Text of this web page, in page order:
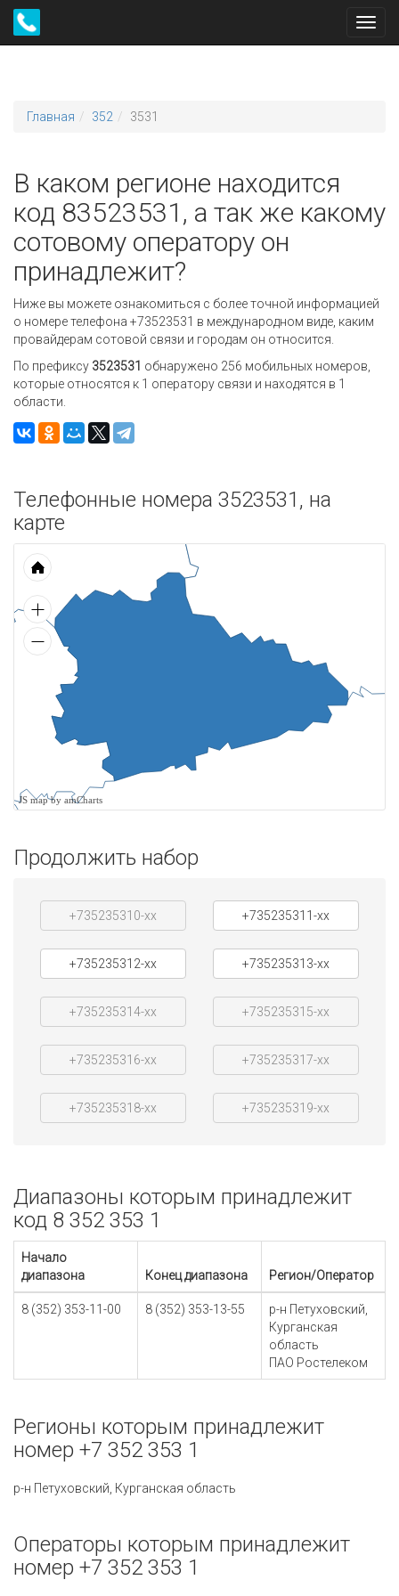
Главная 352 3531
В каком регионе находится
код 83523531, а так же какому
сотовому оператору он
принадлежит?
Ниже вы можете ознакомиться с более точной информацией
о номере телефона +73523531 в международном виде, каким
провайдерам сотовой связи и городам он относится.
По префиксу 3523531 обнаружено 256 мобильных номеров,
которые относятся к 1 оператору связи и находятся в 1
области.
Телефонные номера 3523531, на
карте
JS map by amCharts
Продолжить набор
+735235310-xx +735235311-xx
+735235312-xx +735235313-xx
+735235314-xx +735235315-xx
+735235316-xx +735235317-xx
+735235318-xx +735235319-xx
Диапазоны которым принадлежит
код 8 352 353 1
Начало
диапазона
Конец диапазона Регион/Оператор
8 (352) 353-11-00 8 (352) 353-13-55
р-н Петуховский,
Курганская
область
ПАО Ростелеком
Регионы которым принадлежит
номер +7 352 353 1
р-н Петуховский, Курганская область
Операторы которым принадлежит
номер +7 352 353 1